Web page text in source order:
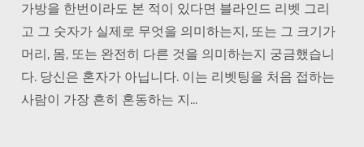
가방을 한번이라도 본 적이 있다면 블라인드 리벳 그리
고 그 숫자가 실제로 무엇을 의미하는지, 또는 그 크기가
머리, 몸, 또는 완전히 다른 것을 의미하는지 궁금했습니
다. 당신은 혼자가 아닙니다. 이는 리벳팅을 처음 접하는
사람이 가장 흔히 혼동하는 지...